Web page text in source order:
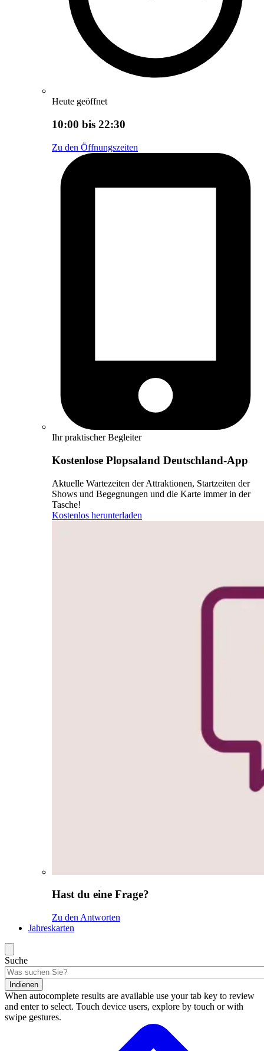
Heute geöffnet
10:00 bis 22:30
Zu den Öffnungszeiten
Ihr praktischer Begleiter
Kostenlose Plopsaland Deutschland-App
Aktuelle Wartezeiten der Attraktionen, Startzeiten der
Shows und Begegnungen und die Karte immer in der
Tasche!
Kostenlos herunterladen
Hast du eine Frage?
Zu den Antworten
Jahreskarten
Suche
Indienen
When autocomplete results are available use your tab key to review
and enter to select. Touch device users, explore by touch or with
swipe gestures.